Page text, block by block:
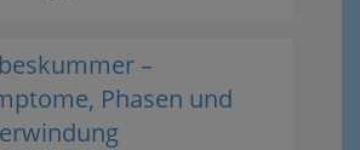
–
Phasen und